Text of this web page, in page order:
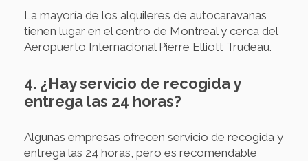
La mayoría de los alquileres de autocaravanas
tienen lugar en el centro de Montreal y cerca del
Aeropuerto Internacional Pierre Elliott Trudeau.
4. ¿Hay servicio de recogida y
entrega las 24 horas?
Algunas empresas ofrecen servicio de recogida y
entrega las 24 horas, pero es recomendable